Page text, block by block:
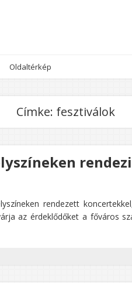
Oldaltérkép
Címke: fesztiválok
rendezett
az érdeklődőket a főváros